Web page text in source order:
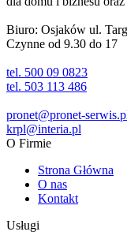
Biuro: Osjaków ul.
Czynne od 9.30 do 17
tel. 500 09 0823
tel. 503 113 486
pronet@pronet-
krpl@interia.pl
O Firmie
Strona Główna
O nas
Kontakt
Usługi